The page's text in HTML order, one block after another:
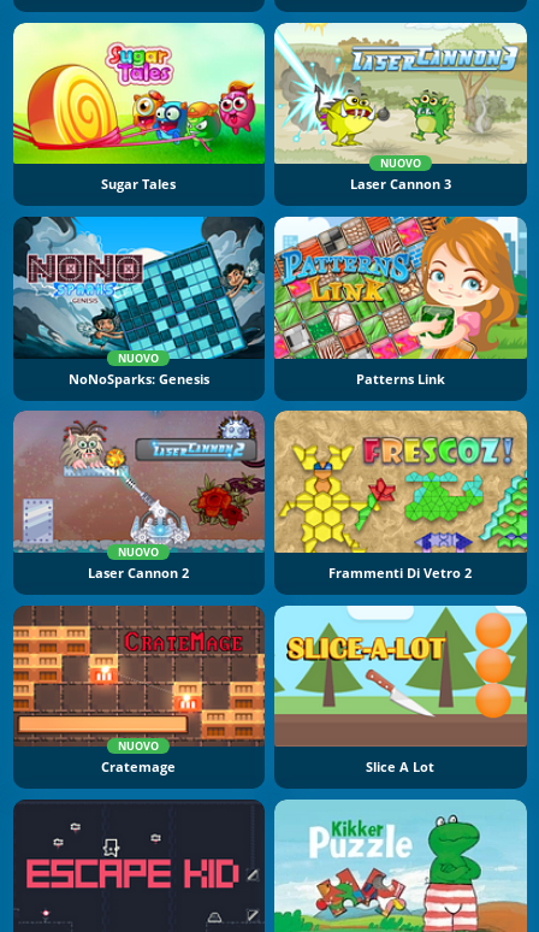
Sugar Tales
NUOVO
Laser Cannon 3
NUOVO
NoNoSparks: Genesis Patterns Link
NUOVO
Laser Cannon 2 Frammenti Di Vetro 2
NUOVO
Cratemage Slice A Lot